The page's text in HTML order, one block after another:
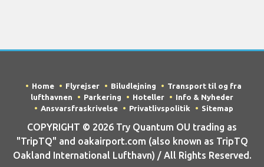
Home Flyrejser Biludlejning
Transport til og fra
lufthavnen
Parkering Hoteller
Info & Nyheder
Ansvarsfraskrivelse
Privatlivspolitik Sitemap
COPYRIGHT © 2026 Try Quantum OU trading as
"TripTQ" and oakairport.com (also known as TripTQ
Oakland International Lufthavn) / All Rights Reserved.